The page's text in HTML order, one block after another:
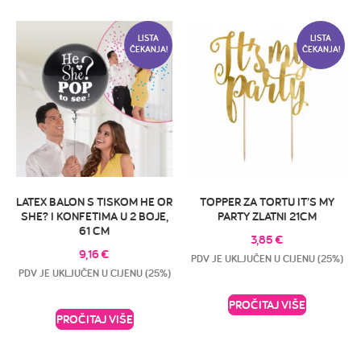
LISTA
ČEKANJA!
LATEX BALON S TISKOM HE OR
SHE? I KONFETIMA U 2 BOJE,
61 CM
9,16€
PDV JE UKLJUČEN U CIJENU (25%)
PROČITAJ VIŠE
LISTA
ČEKANJA!
TOPPER ZA TORTU IT’S MY
PARTY ZLATNI 21CM
3,85 €
PDV JE UKLJUČEN U CIJENU (25%)
PROČITAJ VIŠE